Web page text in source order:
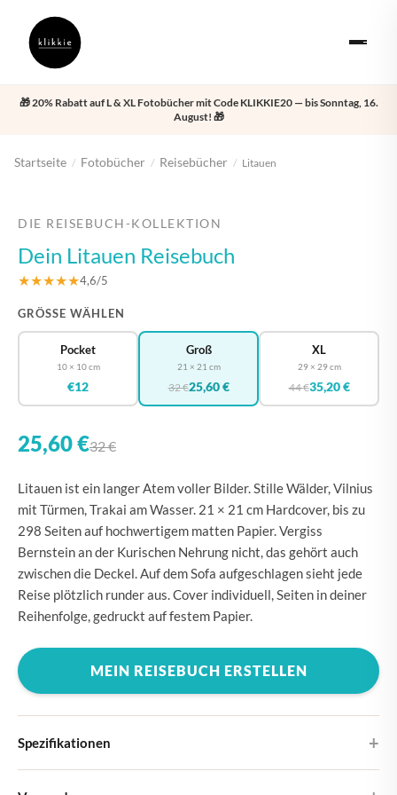
🎁 20% Rabatt auf L & XL Fotobücher mit Code KLIKKIE20 — bis Sonntag, 16.
August! 🎁
Startseite / Fotobücher / Reisebücher / Litauen
DIE REISEBUCH-KOLLEKTION
Dein Litauen Reisebuch
★★★★★4,6/5
GRÖSSE WÄHLEN
Pocket
10 × 10 cm
€12
Groß
21 × 21 cm
32 €25,60 €
XL
29 × 29 cm
44 €35,20 €
25,60 €32 €
Litauen ist ein langer Atem voller Bilder. Stille Wälder, Vilnius
mit Türmen, Trakai am Wasser. 21 × 21 cm Hardcover, bis zu
298 Seiten auf hochwertigem matten Papier. Vergiss
Bernstein an der Kurischen Nehrung nicht, das gehört auch
zwischen die Deckel. Auf dem Sofa aufgeschlagen sieht jede
Reise plötzlich runder aus. Cover individuell, Seiten in deiner
Reihenfolge, gedruckt auf festem Papier.
MEIN REISEBUCH ERSTELLEN
Spezifikationen